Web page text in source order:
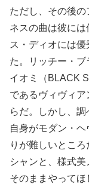
ただし、その後
ネスの曲は彼に
ス・ディオには
た。リッチー・
イオミ（BLACK
であるヴィヴィ
らだ。しかし、
自身がモダン・
りが難しいとこ
シャンと、様式
そのままやって